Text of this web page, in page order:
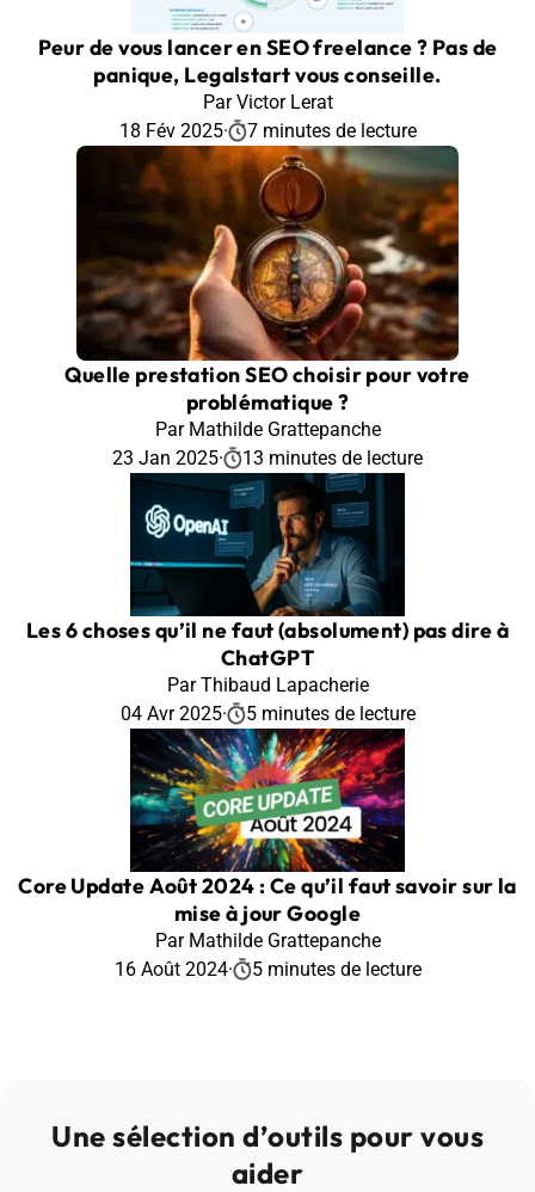
Peur de vous lancer en SEO freelance ? Pas de
panique, Legalstart vous conseille.
Par Victor Lerat
18 Fév 2025· 7 minutes de lecture
Quelle prestation SEO choisir pour votre
problématique ?
Par Mathilde Grattepanche
23 Jan 2025· 13 minutes de lecture
Les 6 choses qu’il ne faut (absolument) pas dire à
ChatGPT
Par Thibaud Lapacherie
04 Avr 2025· 5 minutes de lecture
Core Update Août 2024 : Ce qu’il faut savoir sur la
mise à jour Google
Par Mathilde Grattepanche
16 Août 2024· 5 minutes de lecture
Une sélection d’outils pour vous
aider